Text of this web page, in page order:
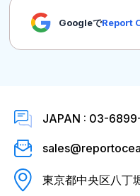
GoogleでReport
JAPAN : 03-
東京都中央区八丁